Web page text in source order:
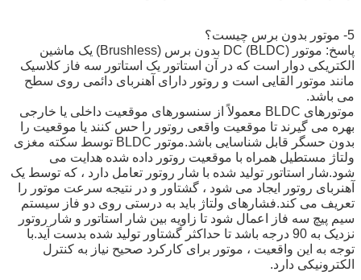
5- موتور بدون برس چیست؟
پاسخ: موتور DC (BLDC) بدون برس (Brushless) یک ماشین
الکتریکی دوار است که در آن استاتور یک استاتور سه فاز کلاسیک
مانند موتور القایی است و روتور دارای آهنربای دائمی روی سطح
می باشد.
موتورهای BLDC معمولاً از سنسورهای موقعیت داخلی یا خارجی
بهره می گیرند تا موقعیت واقعی روتور را حس کنند یا موقعیت را
بدون حسگر قابل شناسایی باشد.موتور BLDC توسط سکته مغزی
ولتاژ مستطیل همراه با موقعیت روتور داده شده هدایت می
شود.شار استاتور تولید شده با شار روتور تعامل دارد ، که توسط یک
آهنربای روتور ایجاد می شود ، گشتاور و در نتیجه سرعت موتور را
تعریف می کند.فشارهای ولتاژ باید به درستی روی دو فاز سیستم
سیم پیچ سه فاز اعمال شود تا زاویه بین شار استاتور و شار روتور
نزدیک به 90 درجه باشد تا حداکثر گشتاور تولید شده بدست آید.با
توجه به این واقعیت ، موتور برای کارکرد صحیح نیاز به کنترل
الکترونیکی دارد.